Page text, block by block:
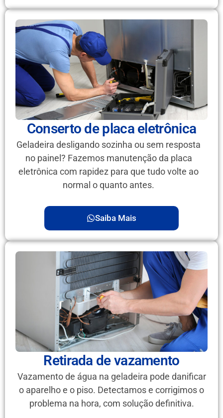
Conserto de placa eletrônica
Geladeira desligando sozinha ou sem resposta
no painel? Fazemos manutenção da placa
eletrônica com rapidez para que tudo volte ao
normal o quanto antes.
Saiba Mais
Retirada de vazamento
Vazamento de água na geladeira pode danificar
o aparelho e o piso. Detectamos e corrigimos o
problema na hora, com solução definitiva.